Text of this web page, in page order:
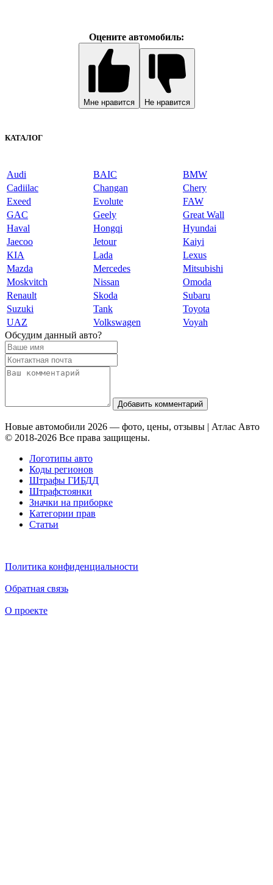
Оцените автомобиль:
Мне нравится Не нравится
КАТАЛОГ
Audi BAIC
BMW
Cadiilac
Changan
Chery
Exeed
Evolute
FAW
GAC
Geely
Great Wall
Haval
Hongqi
Hyundai
Jaecoo
Jetour
Kaiyi
KIA
Lada
Lexus
Mazda
Mercedes
Mitsubishi
Moskvitch
Nissan
Omoda
Renault
Skoda
Subaru
Suzuki
Tank
Toyota
UAZ
Volkswagen
Voyah
Обсудим данный авто?
Добавить комментарий
Новые автомобили 2026 — фото, цены, отзывы | Атлас Авто
© 2018-2026 Все права защищены.
Логотипы авто
Коды регионов
Штрафы ГИБДД
Штрафстоянки
Значки на приборке
Категории прав
Статьи
Политика конфиденциальности
Обратная связь
О проекте